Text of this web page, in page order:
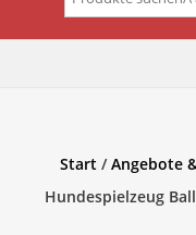
nach:
Start /Angebote
Hundespielzeug